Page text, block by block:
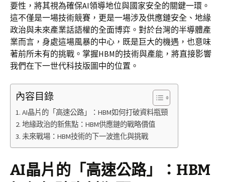
要性，將其視為確保AI領導地位與國家安全的關鍵一環。
這不僅是一場技術競賽，更是一場涉及供應鏈安全、地緣
政治與未來產業話語權的全面博弈。對於台灣的半導體產
業而言，身處這場風暴的中心，既是巨大的機遇，也意味
著前所未有的挑戰。掌握HBM的技術與產能，將直接影響
我們在下一世代科技版圖中的位置。
內容目錄
AI晶片的「高速公路」：HBM如何打破資料瓶頸
地緣政治的新焦點：HBM供應鏈的戰略價值
未來戰場：HBM技術的下一波進化與挑戰
AI晶片的「高速公路」：HBM